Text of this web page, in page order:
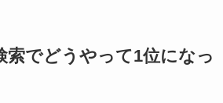
索でどうやって1位になっ